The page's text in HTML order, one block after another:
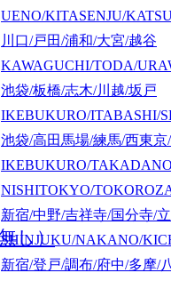
UENO/KITASENJU/
川口/戸田/浦和/大宮/越谷
KAWAGUCHI/TODA/
池袋/板橋/志木/川越/坂戸
IKEBUKURO/ITABASHI/
池袋/高田馬場/練馬/西東京
IKEBUKURO/
NISHITOKYO/
新宿/中野/吉祥寺/国分寺/立
SHINJUKU/NAKANO/
新宿/登戸/調布/府中/多摩/
し）